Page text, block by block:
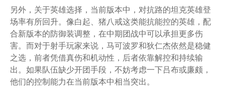
另外，关于英雄选择，当前版本中，对抗路的坦克英雄登
场率有所回升。像白起、猪八戒这类能抗能控的英雄，配
合新版本的防御装调整，在中期团战中可以承担更多伤
害。而对于射手玩家来说，马可波罗和狄仁杰依然是稳健
之选，前者凭借真伤和机动性，后者依靠解控和持续输
出。如果队伍缺少开团手段，不妨考虑一下吕布或廉颇，
他们的控制能力在当前版本中相当突出。